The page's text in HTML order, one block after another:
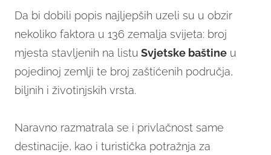
Da bi dobili popis najljepših uzeli su u obzir
nekoliko faktora u 136 zemalja svijeta: broj
mjesta stavljenih na listu Svjetske baštine u
pojedinoj zemlji te broj zaštićenih područja,
biljnih i životinjskih vrsta.
Naravno razmatrala se i privlačnost same
destinacije, kao i turistička potražnja za